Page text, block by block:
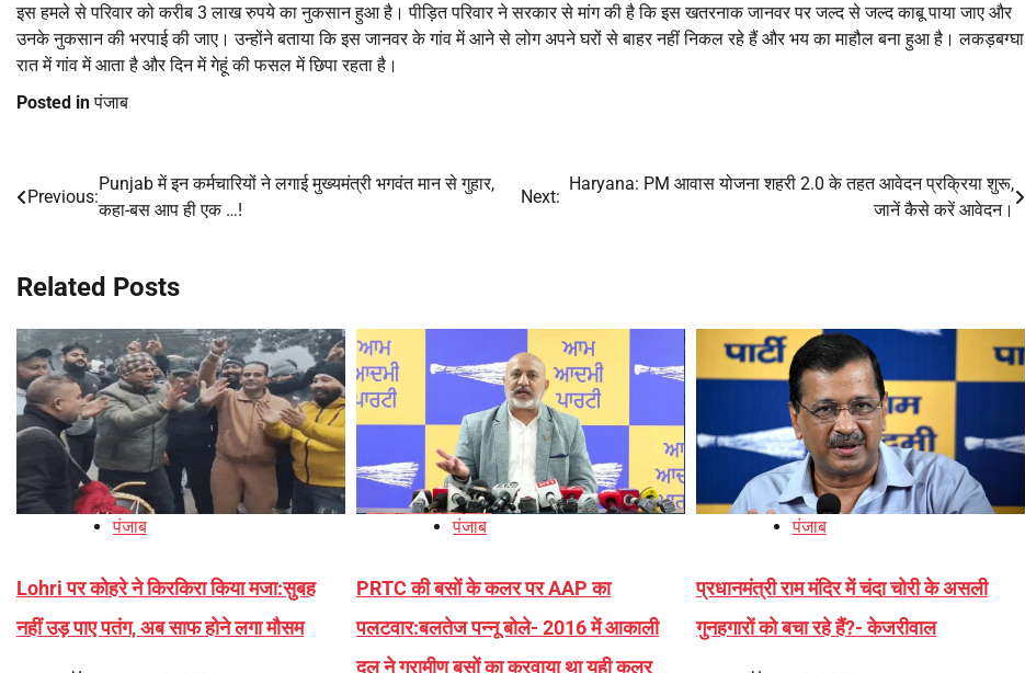
इस हमले से परिवार को करीब 3 लाख रुपये का नुकसान हुआ है। पीड़ित परिवार ने सरकार से मांग की है कि इस खतरनाक जानवर पर जल्द से जल्द काबू पाया जाए और
उनके नुकसान की भरपाई की जाए। उन्होंने बताया कि इस जानवर के गांव में आने से लोग अपने घरों से बाहर नहीं निकल रहे हैं और भय का माहौल बना हुआ है। लकड़बग्घा
रात में गांव में आता है और दिन में गेहूं की फसल में छिपा रहता है।
Posted inपंजाब
Post
Previous:
Punjab में इन कर्मचारियों ने लगाई मुख्यमंत्री भगवंत मान से गुहार,
कहा-बस आप ही एक …!
Next:
Haryana: PM आवास योजना शहरी 2.0 के तहत आवेदन प्रक्रिया शुरू,
जानें कैसे करें आवेदन।
Related Posts
पंजाब
Lohri पर कोहरे ने किरकिरा किया मजा:सुबह
नहीं उड़ पाए पतंग, अब साफ होने लगा मौसम
पंजाब
PRTC की बसों के कलर पर AAP का
पलटवार:बलतेज पन्नू बोले- 2016 में आकाली
दल ने ग्रामीण बसों का करवाया था यही कलर
पंजाब
प्रधानमंत्री राम मंदिर में चंदा चोरी के असली
गुनहगारों को बचा रहे हैं?- केजरीवाल